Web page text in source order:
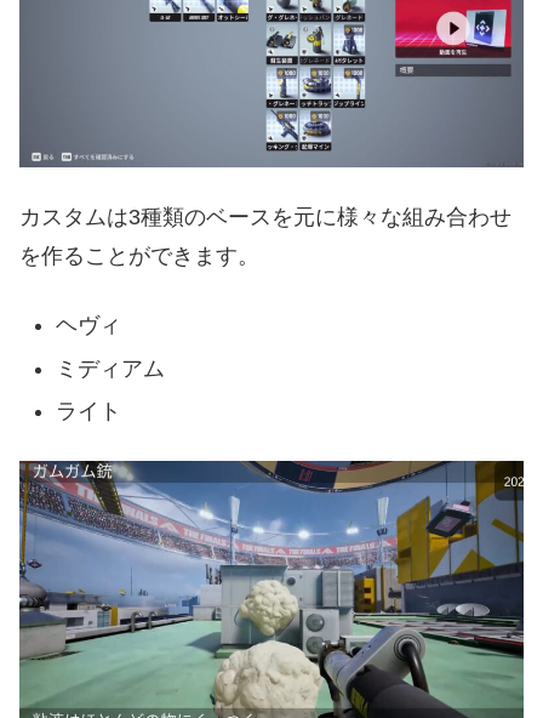
カスタムは3種類のベースを元に様々な組み合わせ
を作ることができます。
ヘヴィ
ミディアム
ライト